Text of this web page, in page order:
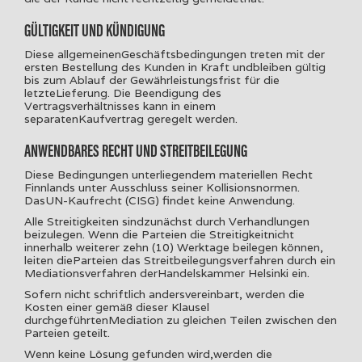
GÜLTIGKEIT UND KÜNDIGUNG
Diese allgemeinenGeschäftsbedingungen treten mit der
ersten Bestellung des Kunden in Kraft undbleiben gültig
bis zum Ablauf der Gewährleistungsfrist für die
letzteLieferung. Die Beendigung des
Vertragsverhältnisses kann in einem
separatenKaufvertrag geregelt werden.
ANWENDBARES RECHT UND STREITBEILEGUNG
Diese Bedingungen unterliegendem materiellen Recht
Finnlands unter Ausschluss seiner Kollisionsnormen.
DasUN-Kaufrecht (CISG) findet keine Anwendung.
Alle Streitigkeiten sindzunächst durch Verhandlungen
beizulegen. Wenn die Parteien die Streitigkeitnicht
innerhalb weiterer zehn (10) Werktage beilegen können,
leiten dieParteien das Streitbeilegungsverfahren durch ein
Mediationsverfahren derHandelskammer Helsinki ein.
Sofern nicht schriftlich andersvereinbart, werden die
Kosten einer gemäß dieser Klausel
durchgeführtenMediation zu gleichen Teilen zwischen den
Parteien geteilt.
Wenn keine Lösung gefunden wird,werden die